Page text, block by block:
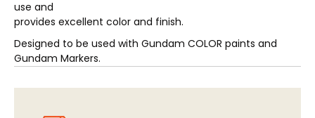
use and
provides excellent color and finish.
Designed to be used with Gundam COLOR paints and
Gundam Markers.